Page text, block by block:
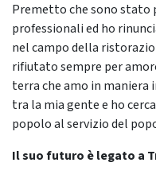
Premetto che sono stato
professionali ed ho
nel campo della
rifiutato sempre per
terra che amo in maniera
tra la mia gente e ho
popolo al servizio del
Il suo futuro è legato a